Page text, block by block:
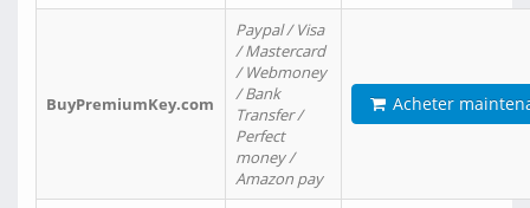
BuyPremiumKey.com
Paypal / Visa
/ Mastercard
/ Webmoney
/ Bank
Transfer /
Perfect
money /
Amazon pay
Acheter